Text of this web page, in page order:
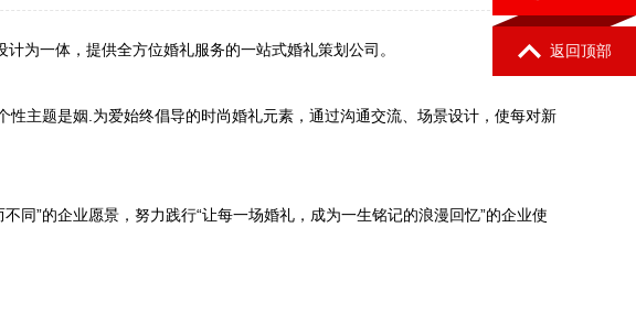
为一体，提供全方位婚礼服务的一站式婚礼策划公司。
主题是姻.为爱始终倡导的时尚婚礼元素，通过沟通交流、场景设计，使每对新
同”的企业愿景，努力践行“让每一场婚礼，成为一生铭记的浪漫回忆”的企业使
返回顶部